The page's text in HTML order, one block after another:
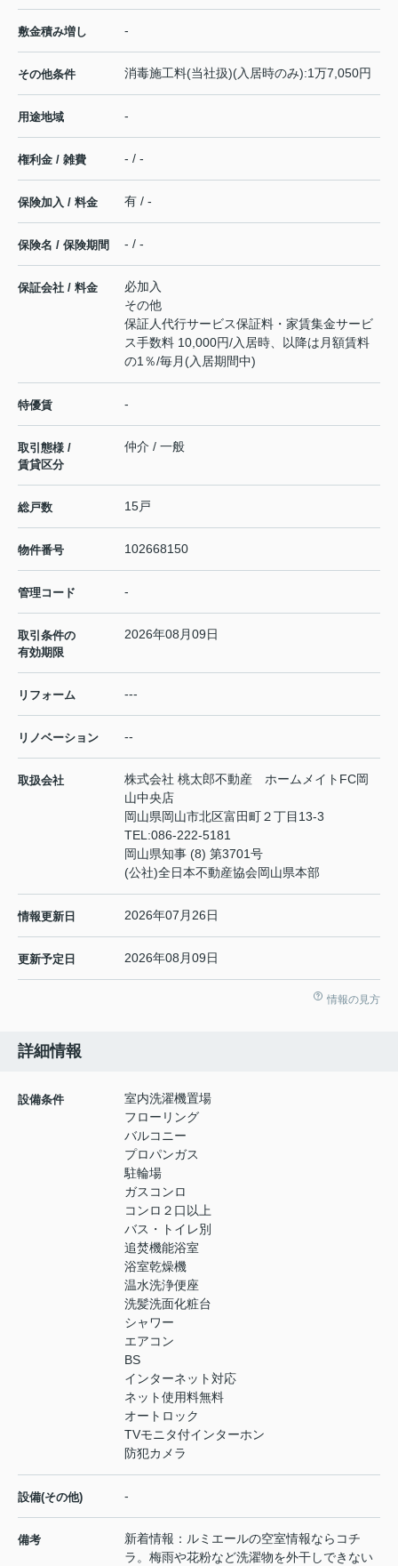
敷金積み増し -
その他条件 消毒施工料(当社扱)(入居時のみ):1万7,050円
用途地域 -
権利金 / 雑費 - / -
保険加入 / 料金 有 / -
保険名 / 保険期間 - / -
保証会社 / 料金
必加入
その他
保証人代行サービス保証料・家賃集金サービ
ス手数料 10,000円/入居時、以降は月額賃料
の1％/毎月(入居期間中)
特優賃 -
取引態様 /
賃貸区分
仲介 / 一般
総戸数 15戸
物件番号 102668150
管理コード -
取引条件の
有効期限
2026年08月09日
リフォーム ---
リノベーション --
取扱会社
株式会社 桃太郎不動産 ホームメイトFC岡
山中央店
岡山県岡山市北区富田町２丁目13-3
TEL:086-222-5181
岡山県知事 (8) 第3701号
(公社)全日本不動産協会岡山県本部
情報更新日 2026年07月26日
更新予定日 2026年08月09日
情報の見方
詳細情報
設備条件
室内洗濯機置場
フローリング
バルコニー
プロパンガス
駐輪場
ガスコンロ
コンロ２口以上
バス・トイレ別
追焚機能浴室
浴室乾燥機
温水洗浄便座
洗髪洗面化粧台
シャワー
エアコン
BS
インターネット対応
ネット使用料無料
オートロック
TVモニタ付インターホン
防犯カメラ
設備(その他) -
備考
新着情報：ルミエールの空室情報ならコチ
ラ。梅雨や花粉など洗濯物を外干しできない